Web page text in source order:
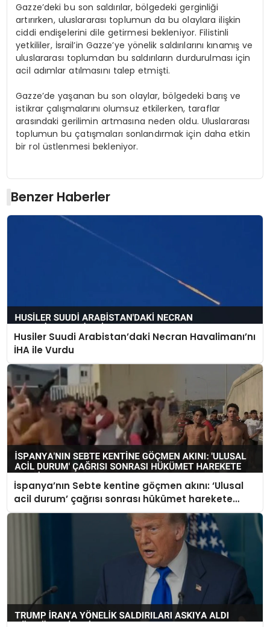
Gazze’deki bu son saldırılar, bölgedeki gerginliği
artırırken, uluslararası toplumun da bu olaylara ilişkin
ciddi endişelerini dile getirmesi bekleniyor. Filistinli
yetkililer, İsrail’in Gazze’ye yönelik saldırılarını kınamış ve
uluslararası toplumdan bu saldırıların durdurulması için
acil adımlar atılmasını talep etmişti.
Gazze’de yaşanan bu son olaylar, bölgedeki barış ve
istikrar çalışmalarını olumsuz etkilerken, taraflar
arasındaki gerilimin artmasına neden oldu. Uluslararası
toplumun bu çatışmaları sonlandırmak için daha etkin
bir rol üstlenmesi bekleniyor.
Benzer Haberler
Husiler Suudi Arabistan’daki Necran Havalimanı’nı
İHA ile Vurdu
İspanya’nın Sebte kentine göçmen akını: ‘Ulusal
acil durum’ çağrısı sonrası hükümet harekete
geçti